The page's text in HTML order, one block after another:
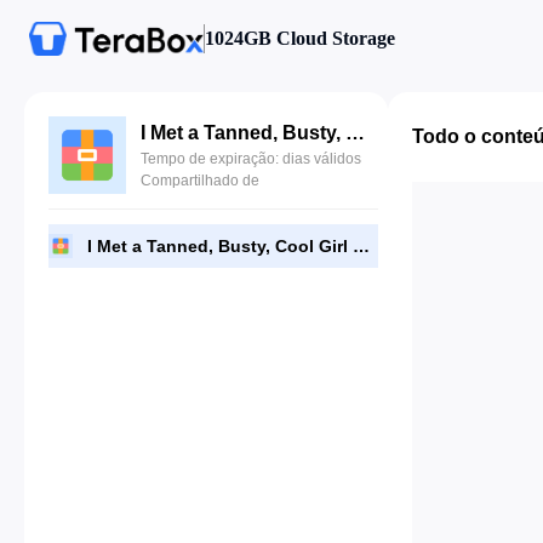
1024GB Cloud Storage
I Met a Tanned, Busty, Cool Girl On An App.zip
Tempo de expiração: dias válidos
Compartilhado de
I Met a Tanned, Busty, Cool Girl On An App.zip
Todo o